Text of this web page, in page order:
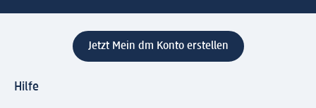
Jetzt Mein dm Konto erstellen
Hilfe